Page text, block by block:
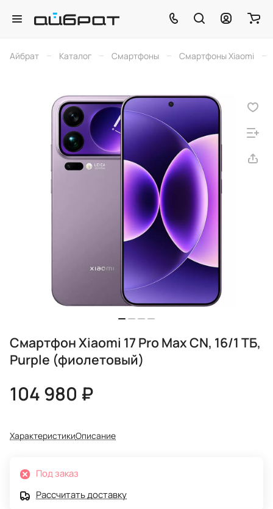
Айбрат – Каталог – Смартфоны – Смартфоны Xiaomi –
Смартфон Xiaomi 17 Pro Max CN, 16/1 ТБ,
Purple (фиолетовый)
104 980 ₽
ХарактеристикиОписание
Под заказ
Рассчитать доставку